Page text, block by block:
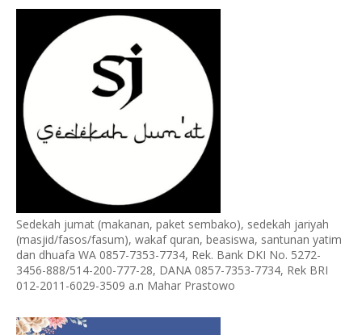
Sedekah jumat (makanan, paket sembako), sedekah jariyah
(masjid/fasos/fasum), wakaf quran, beasiswa, santunan yatim
dan dhuafa WA 0857-7353-7734, Rek. Bank DKI No. 5272-
3456-888/514-200-777-28, DANA 0857-7353-7734, Rek BRI
012-2011-6029-3509 a.n Mahar Prastowo